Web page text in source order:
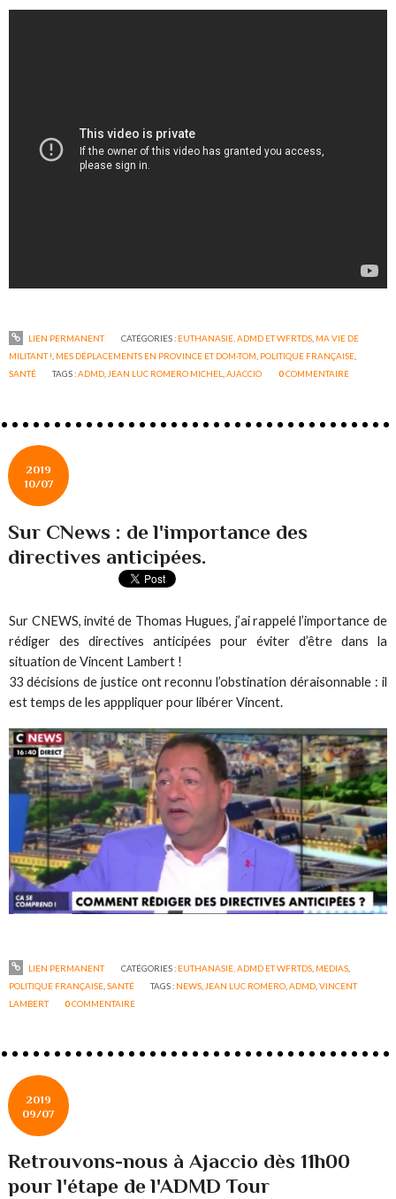
LIEN PERMANENT CATÉGORIES : EUTHANASIE, ADMD ET WFRTDS, MA VIE DE
MILITANT ! MES DÉPLACEMENTS EN PROVINCE ET DOM-TOM POLITIQUE FRANÇAISE
SANTÉ
TAGS :ADMD JEAN LUC ROMERO MICHEL ,AJACCIO 0COMMENTAIRE
2019
10/07
Sur CNews : de l'importance des
directives anticipées.
Sur CNEWS, invité de Thomas Hugues, j’ai rappelé l’importance de
rédiger des directives anticipées pour éviter d’être dans la
situation de Vincent Lambert !
33 décisions de justice ont reconnu l’obstination déraisonnable : il
est temps de les apppliquer pour libérer Vincent.
LIEN PERMANENT CATÉGORIES : EUTHANASIE, ADMD ET WFRTDS, MEDIAS,
POLITIQUE FRANÇAISE ,SANTÉ TAGS : NEWS JEAN LUC ROMERO ,ADMD ,VINCENT
LAMBERT
0COMMENTAIRE
2019
09/07
Retrouvons-nous à Ajaccio dès 11h00
pour l'étape de l'ADMD Tour